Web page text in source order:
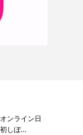
ンライン日
しぼ...